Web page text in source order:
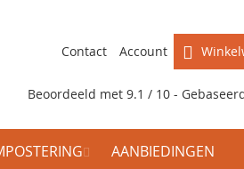
Contact Account
Beoordeeld met 9.1 / 10 -
AANBIEDINGEN